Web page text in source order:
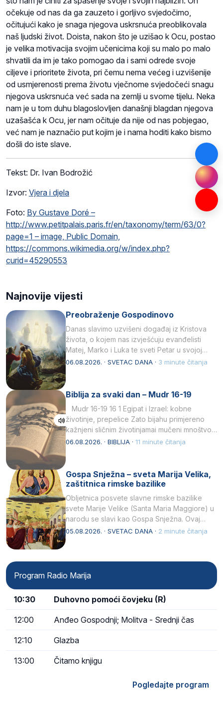
očekuje od nas da ga zauzeto i gorljivo svjedočimo,
očitujući kako je snaga njegova uskrsnuća preoblikovala
naš ljudski život. Doista, nakon što je uzišao k Ocu, postao
je velika motivacija svojim učenicima koji su malo po malo
shvatili da im je tako pomogao da i sami odrede svoje
ciljeve i prioritete života, pri čemu nema većeg i uzvišenije
od usmjerenosti prema životu vječnome svjedočeći snagu
njegova uskrsnuća već sada na zemlji u svome tijelu. Neka
nam je u tom duhu blagoslovljen današnji blagdan njegova
uzašašća k Ocu, jer nam očituje da nije od nas pobjegao,
već nam je naznačio put kojim je i nama hoditi kako bismo
došli do iste slave.
Tekst: Dr. Ivan Bodrožić
Izvor: Vjera i djela
Foto: By Gustave Doré –
http://www.petitpalais.paris.fr/en/taxonomy/term/63/0?
page=1 – image, Public Domain,
https://commons.wikimedia.org/w/index.php?
curid=45290553
Najnovije vijesti
Preobraženje Gospodinovo
Danas slavimo uzvišeni događaj iz Kristova
života, o kojem nas izvješćuju evanđelisti
Matej, Marko i Luka te sveti Petar u svojoj
drugoj…
06.08.2026. · SVETAC DANA · 3 minute čitanja
Biblija za svaki dan – Mudr 16-19
Mudr 16-19 16 1 Egipat i Izrael: kobne
životinje, prepelice Zato bijahu primjereno
kažnjeni sličnim životinjamai mučeni mnoštvom
kukaca.2 A narod…
06.08.2026. · BIBLIJA · 11 minute čitanja
Gospa Snježna – sveta Marija Velika,
zaštitnica rimske bazilike
Obljetnica posvete slavne rimske bazilike
svete Marije Velike (Santa Maria Maggiore) u
narodu se slavi kao Gospa Snježna. Ovaj
naziv, Sancta Maria…
05.08.2026. · SVETAC DANA · 2 minute čitanja
Program Radio Marija
10:30 Duhovno pomoći čovjeku (R)
12:00 Anđeo Gospodnji; Molitva - Srednji čas
12:10 Glazba
13:00 Čitamo knjigu
Pogledajte program